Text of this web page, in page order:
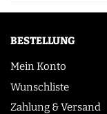
BESTELLUNG
Mein Konto
Wunschliste
Zahlung & Versand